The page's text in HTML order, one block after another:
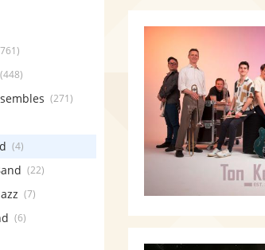
(448)
(271)
(4)
(22)
(7)
(6)